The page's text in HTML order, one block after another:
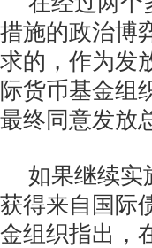
措施的政治博
求的，作为发
际货币基金组
最终同意发放
如果继续实
获得来自国际
金组织指出，